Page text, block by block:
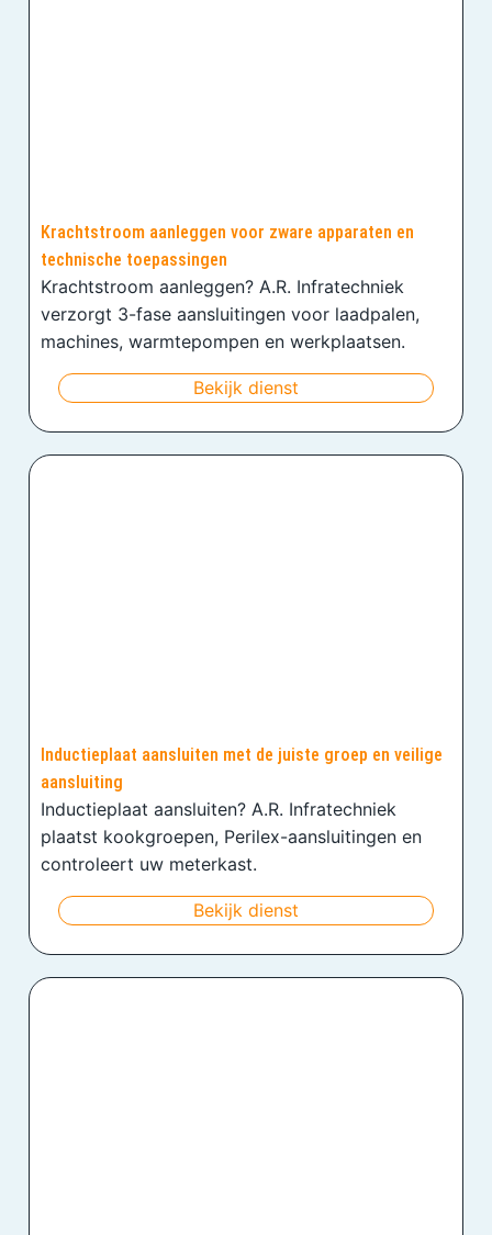
Krachtstroom aanleggen voor zware apparaten en
technische toepassingen
Krachtstroom aanleggen? A.R. Infratechniek
verzorgt 3-fase aansluitingen voor laadpalen,
machines, warmtepompen en werkplaatsen.
Bekijk dienst
Inductieplaat aansluiten met de juiste groep en veilige
aansluiting
Inductieplaat aansluiten? A.R. Infratechniek
plaatst kookgroepen, Perilex-aansluitingen en
controleert uw meterkast.
Bekijk dienst